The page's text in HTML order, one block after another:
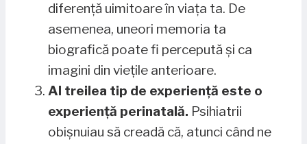
diferență uimitoare în viața ta. De
asemenea, uneori memoria ta
biografică poate fi percepută și ca
imagini din viețile anterioare.
Al treilea tip de experiență este o
experiență perinatală. Psihiatrii
obișnuiau să creadă că, atunci când ne